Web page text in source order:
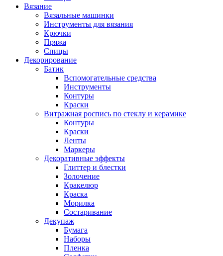
Вязание
Вязальные машинки
Инструменты для вязания
Крючки
Пряжа
Спицы
Декорирование
Батик
Вспомогательные средства
Инструменты
Контуры
Краски
Витражная роспись по стеклу и керамике
Контуры
Краски
Ленты
Маркеры
Декоративные эффекты
Глиттер и блестки
Золочение
Кракелюр
Краска
Морилка
Состаривание
Декупаж
Бумага
Наборы
Пленка